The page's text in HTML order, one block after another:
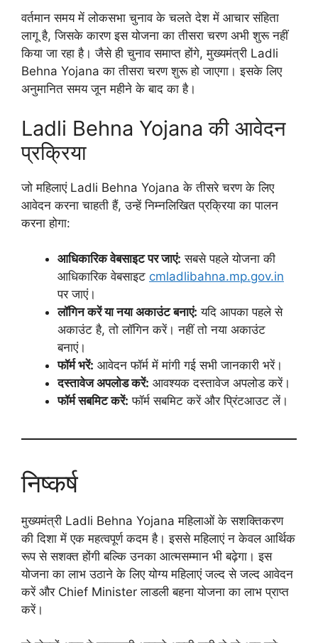
वर्तमान समय में लोकसभा चुनाव के चलते देश में आचार संहिता
लागू है, जिसके कारण इस योजना का तीसरा चरण अभी शुरू नहीं
किया जा रहा है। जैसे ही चुनाव समाप्त होंगे, मुख्यमंत्री Ladli
Behna Yojana का तीसरा चरण शुरू हो जाएगा। इसके लिए
अनुमानित समय जून महीने के बाद का है।
Ladli Behna Yojana की आवेदन
प्रक्रिया
जो महिलाएं Ladli Behna Yojana के तीसरे चरण के लिए
आवेदन करना चाहती हैं, उन्हें निम्नलिखित प्रक्रिया का पालन
करना होगा:
आधिकारिक वेबसाइट पर जाएं: सबसे पहले योजना की
आधिकारिक वेबसाइट cmladlibahna.mp.gov.in
पर जाएं।
लॉगिन करें या नया अकाउंट बनाएं: यदि आपका पहले से
अकाउंट है, तो लॉगिन करें। नहीं तो नया अकाउंट
बनाएं।
फॉर्म भरें: आवेदन फॉर्म में मांगी गई सभी जानकारी भरें।
दस्तावेज अपलोड करें: आवश्यक दस्तावेज अपलोड करें।
फॉर्म सबमिट करें: फॉर्म सबमिट करें और प्रिंटआउट लें।
निष्कर्ष
मुख्यमंत्री Ladli Behna Yojana महिलाओं के सशक्तिकरण
की दिशा में एक महत्वपूर्ण कदम है। इससे महिलाएं न केवल आर्थिक
रूप से सशक्त होंगी बल्कि उनका आत्मसम्मान भी बढ़ेगा। इस
योजना का लाभ उठाने के लिए योग्य महिलाएं जल्द से जल्द आवेदन
करें और Chief Minister लाडली बहना योजना का लाभ प्राप्त
करें।